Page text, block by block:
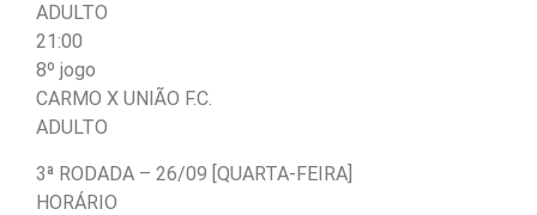
ADULTO
21:00
8º jogo
CARMO X UNIÃO F.C.
ADULTO
3ª RODADA – 26/09 [QUARTA-FEIRA]
HORÁRIO